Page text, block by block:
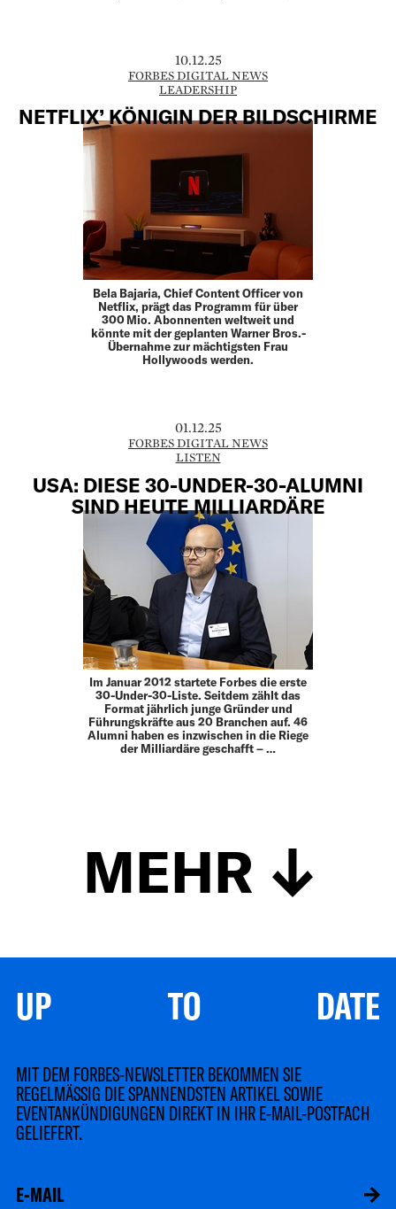
10.12.25
FORBES DIGITAL NEWS
LEADERSHIP
NETFLIX’ KÖNIGIN DER BILDSCHIRME
Bela Bajaria, Chief Content Officer von
Netflix, prägt das Programm für über
300 Mio. Abonnenten weltweit und
könnte mit der geplanten Warner Bros.-
Übernahme zur mächtigsten Frau
Hollywoods werden.
01.12.25
FORBES DIGITAL NEWS
LISTEN
USA: DIESE 30-UNDER-30-ALUMNI
SIND HEUTE MILLIARDÄRE
Im Januar 2012 startete Forbes die erste
30-Under-30-Liste. Seitdem zählt das
Format jährlich junge Gründer und
Führungskräfte aus 20 Branchen auf. 46
Alumni haben es inzwischen in die Riege
der Milliardäre geschafft – …
MEHR
UP TO DATE
MIT DEM FORBES-NEWSLETTER BEKOMMEN SIE
REGELMÄSSIG DIE SPANNENDSTEN ARTIKEL SOWIE
EVENTANKÜNDIGUNGEN DIREKT IN IHR E-MAIL-POSTFACH
GELIEFERT.